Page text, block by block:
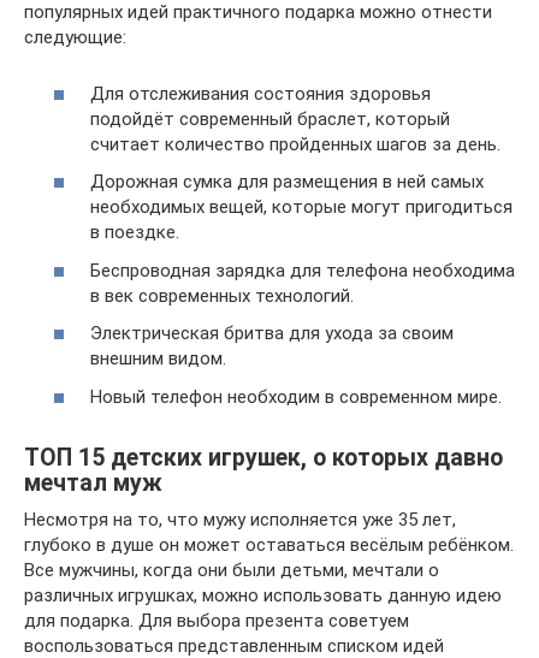
популярных идей практичного подарка можно отнести
следующие:
Для отслеживания состояния здоровья
подойдёт современный браслет, который
считает количество пройденных шагов за день.
Дорожная сумка для размещения в ней самых
необходимых вещей, которые могут пригодиться
в поездке.
Беспроводная зарядка для телефона необходима
в век современных технологий.
Электрическая бритва для ухода за своим
внешним видом.
Новый телефон необходим в современном мире.
ТОП 15 детских игрушек, о которых давно
мечтал муж
Несмотря на то, что мужу исполняется уже 35 лет,
глубоко в душе он может оставаться весёлым ребёнком.
Все мужчины, когда они были детьми, мечтали о
различных игрушках, можно использовать данную идею
для подарка. Для выбора презента советуем
воспользоваться представленным списком идей